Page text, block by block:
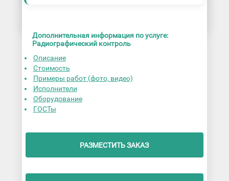
Дополнительная информация по услуге:
Радиографический контроль
Описание
Стоимость
Примеры работ (фото, видео)
Исполнители
Оборудование
ГОСТы
РАЗМЕСТИТЬ ЗАКАЗ